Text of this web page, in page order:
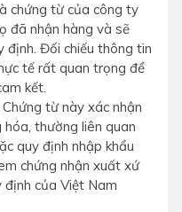
chứng từ của công ty
đã nhận hàng và sẽ
định. Đối chiếu thông tin
tế rất quan trọng để
kết.
Chứng từ này xác nhận
thường liên quan
quy định nhập khẩu
chứng nhận xuất xứ
định của Việt Nam